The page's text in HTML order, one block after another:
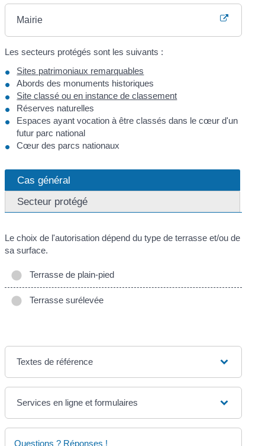
Mairie
Les secteurs protégés sont les suivants :
Sites patrimoniaux remarquables
Abords des monuments historiques
Site classé ou en instance de classement
Réserves naturelles
Espaces ayant vocation à être classés dans le cœur d'un
futur parc national
Cœur des parcs nationaux
Cas général
Secteur protégé
Le choix de l'autorisation dépend du type de terrasse et/ou de
sa surface.
Terrasse de plain-pied
Terrasse surélevée
Textes de référence
Services en ligne et formulaires
Questions ? Réponses !